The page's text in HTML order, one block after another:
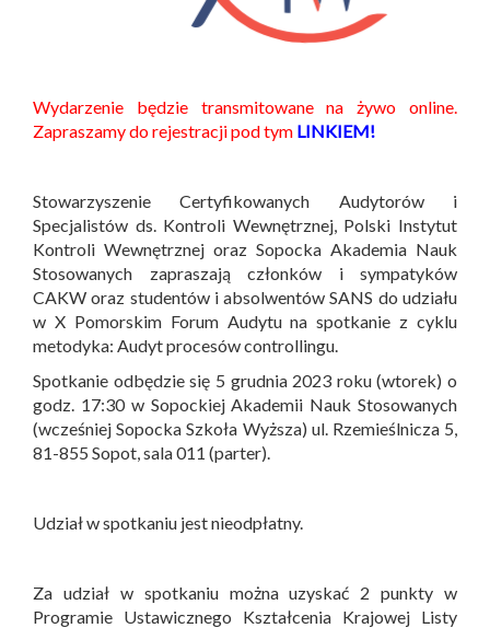
Wydarzenie będzie transmitowane na żywo online.
Zapraszamy do rejestracji pod tym LINKIEM!
Stowarzyszenie Certyfikowanych Audytorów i
Specjalistów ds. Kontroli Wewnętrznej, Polski Instytut
Kontroli Wewnętrznej oraz Sopocka Akademia Nauk
Stosowanych zapraszają członków i sympatyków
CAKW oraz studentów i absolwentów SANS do udziału
w X Pomorskim Forum Audytu na spotkanie z cyklu
metodyka: Audyt procesów controllingu.
Spotkanie odbędzie się 5 grudnia 2023 roku (wtorek) o
godz. 17:30 w Sopockiej Akademii Nauk Stosowanych
(wcześniej Sopocka Szkoła Wyższa) ul. Rzemieślnicza 5,
81-855 Sopot, sala 011 (parter).
Udział w spotkaniu jest nieodpłatny.
Za udział w spotkaniu można uzyskać 2 punkty w
Programie Ustawicznego Kształcenia Krajowej Listy